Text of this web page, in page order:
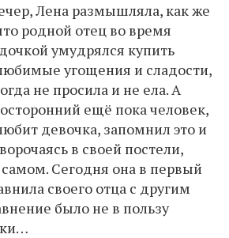
Лена размышляла, как же
родной отец во время
умудрялся купить
угощения и сладости,
не просила и не ела. А
ещё пока человек,
девочка, запомнил это и
в своей постели,
Сегодня она в первый
своего отца с другим
было не в пользу